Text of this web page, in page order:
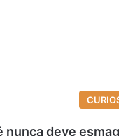
nunca deve